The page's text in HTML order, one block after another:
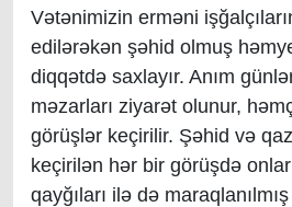
Vətənimizin erməni
edilərəkən şəhid olmuş
diqqətdə saxlayır. Anım
məzarları ziyarət olunur,
görüşlər keçirilir. Şəhid və
keçirilən hər bir görüşdə
qayğıları ilə də